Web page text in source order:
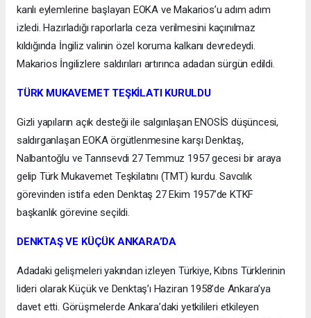
kanlı eylemlerine başlayan EOKA ve Makarios’u adım adım
izledi. Hazırladığı raporlarla ceza verilmesini kaçınılmaz
kıldığında İngiliz valinin özel koruma kalkanı devredeydi.
Makarios İngilizlere saldırıları artırınca adadan sürgün edildi.
TÜRK MUKAVEMET TEŞKİLATI KURULDU
Gizli yapıların açık desteği ile salgınlaşan ENOSİS düşüncesi,
saldırganlaşan EOKA örgütlenmesine karşı Denktaş,
Nalbantoğlu ve Tanrısevdi 27 Temmuz 1957 gecesi bir araya
gelip Türk Mukavemet Teşkilatını (TMT) kurdu. Savcılık
görevinden istifa eden Denktaş 27 Ekim 1957’de KTKF
başkanlık görevine seçildi.
DENKTAŞ VE KÜÇÜK ANKARA’DA
Adadaki gelişmeleri yakından izleyen Türkiye, Kıbrıs Türklerinin
lideri olarak Küçük ve Denktaş’ı Haziran 1958’de Ankara’ya
davet etti. Görüşmelerde Ankara’daki yetkilileri etkileyen